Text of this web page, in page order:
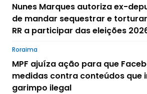
Nunes Marques autoriza ex-
de mandar sequestrar e
RR a participar das eleições
Roraima
MPF ajuíza ação para que
medidas contra conteúdos que
garimpo ilegal